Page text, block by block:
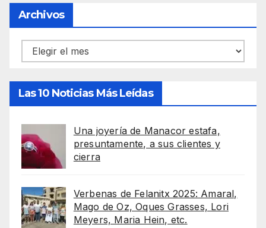
Archivos
Archivos
Las 10 Noticias Más Leídas
Una joyería de Manacor estafa,
presuntamente, a sus clientes y
cierra
Verbenas de Felanitx 2025: Amaral,
Mago de Oz, Oques Grasses, Lori
Meyers, Maria Hein, etc.